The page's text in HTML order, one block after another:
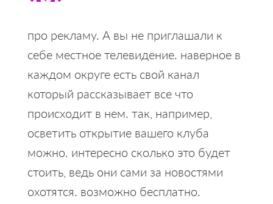
про рекламу. А вы не приглашали к
себе местное телевидение. наверное в
каждом округе есть свой канал
который рассказывает все что
происходит в нем. так, например,
осветить открытие вашего клуба
можно. интересно сколько это будет
стоить, ведь они сами за новостями
охотятся. возможно бесплатно.